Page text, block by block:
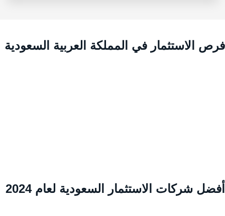
الاستثمار في المملكة العربية السعودية
شركات الاستثمار السعودية لعام 2024